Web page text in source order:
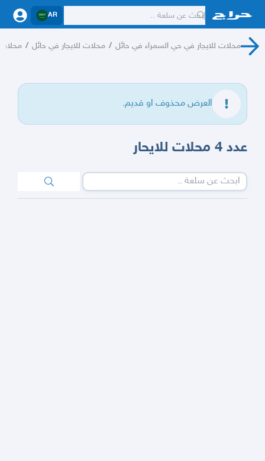
AR
محلات للايجار في حي السمراء في حائل / محلات للايجار في حائل / محلات
العرض محذوف او قديم.
عدد 4 محلات للايحار